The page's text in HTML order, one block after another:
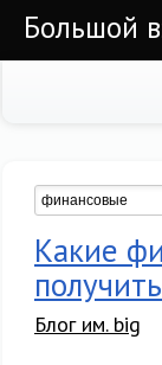
Большой
Какие
Блог им. big